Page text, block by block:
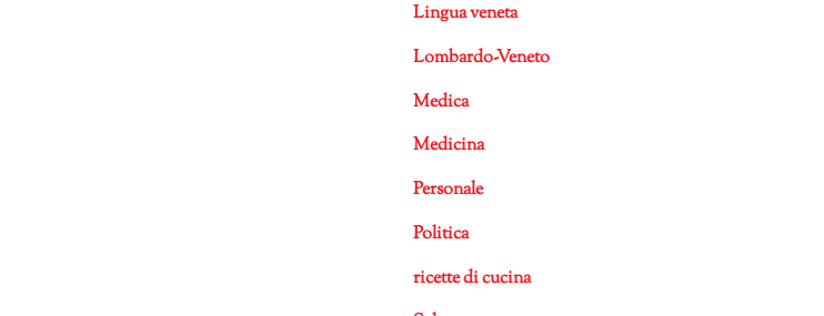
Lingua veneta
Lombardo-Veneto
Medica
Medicina
Personale
Politica
ricette di cucina